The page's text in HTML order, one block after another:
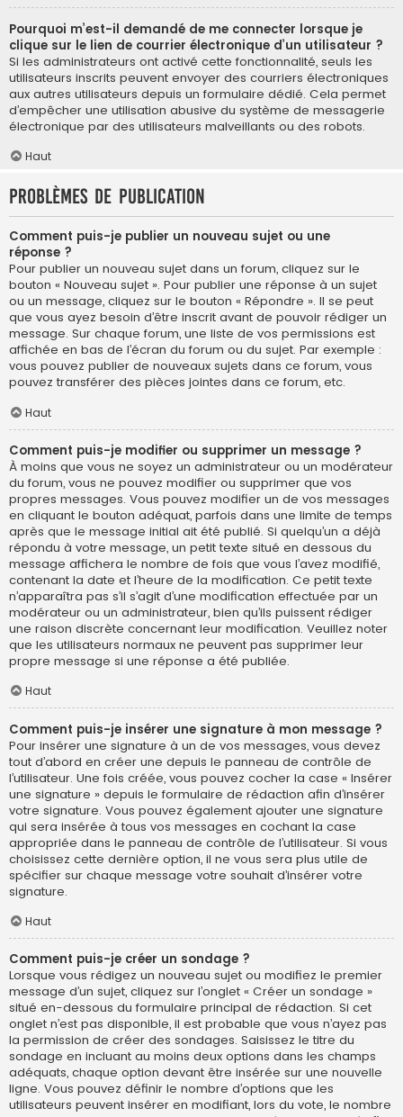
Pourquoi m’est-il demandé de me connecter lorsque je
clique sur le lien de courrier électronique d’un utilisateur ?
Si les administrateurs ont activé cette fonctionnalité, seuls les
utilisateurs inscrits peuvent envoyer des courriers électroniques
aux autres utilisateurs depuis un formulaire dédié. Cela permet
d’empêcher une utilisation abusive du système de messagerie
électronique par des utilisateurs malveillants ou des robots.
Haut
Problèmes de publication
Comment puis-je publier un nouveau sujet ou une
réponse ?
Pour publier un nouveau sujet dans un forum, cliquez sur le
bouton « Nouveau sujet ». Pour publier une réponse à un sujet
ou un message, cliquez sur le bouton « Répondre ». Il se peut
que vous ayez besoin d’être inscrit avant de pouvoir rédiger un
message. Sur chaque forum, une liste de vos permissions est
affichée en bas de l’écran du forum ou du sujet. Par exemple :
vous pouvez publier de nouveaux sujets dans ce forum, vous
pouvez transférer des pièces jointes dans ce forum, etc.
Haut
Comment puis-je modifier ou supprimer un message ?
À moins que vous ne soyez un administrateur ou un modérateur
du forum, vous ne pouvez modifier ou supprimer que vos
propres messages. Vous pouvez modifier un de vos messages
en cliquant le bouton adéquat, parfois dans une limite de temps
après que le message initial ait été publié. Si quelqu’un a déjà
répondu à votre message, un petit texte situé en dessous du
message affichera le nombre de fois que vous l’avez modifié,
contenant la date et l’heure de la modification. Ce petit texte
n’apparaîtra pas s’il s’agit d’une modification effectuée par un
modérateur ou un administrateur, bien qu’ils puissent rédiger
une raison discrète concernant leur modification. Veuillez noter
que les utilisateurs normaux ne peuvent pas supprimer leur
propre message si une réponse a été publiée.
Haut
Comment puis-je insérer une signature à mon message ?
Pour insérer une signature à un de vos messages, vous devez
tout d’abord en créer une depuis le panneau de contrôle de
l’utilisateur. Une fois créée, vous pouvez cocher la case « Insérer
une signature » depuis le formulaire de rédaction afin d’insérer
votre signature. Vous pouvez également ajouter une signature
qui sera insérée à tous vos messages en cochant la case
appropriée dans le panneau de contrôle de l’utilisateur. Si vous
choisissez cette dernière option, il ne vous sera plus utile de
spécifier sur chaque message votre souhait d’insérer votre
signature.
Haut
Comment puis-je créer un sondage ?
Lorsque vous rédigez un nouveau sujet ou modifiez le premier
message d’un sujet, cliquez sur l’onglet « Créer un sondage »
situé en-dessous du formulaire principal de rédaction. Si cet
onglet n’est pas disponible, il est probable que vous n’ayez pas
la permission de créer des sondages. Saisissez le titre du
sondage en incluant au moins deux options dans les champs
adéquats, chaque option devant être insérée sur une nouvelle
ligne. Vous pouvez définir le nombre d’options que les
utilisateurs peuvent insérer en modifiant, lors du vote, le nombre